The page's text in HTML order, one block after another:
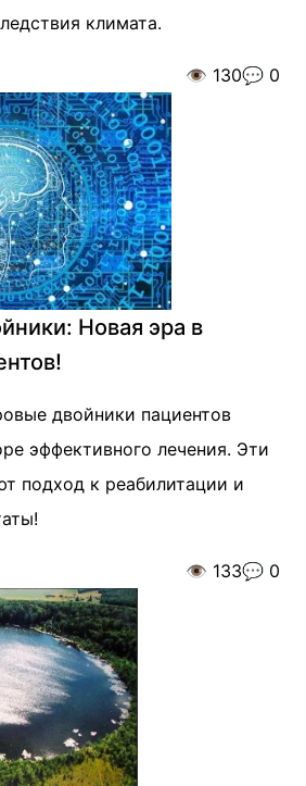
климата.
👁️ 130💬 0
Новая эра в
двойники пациентов
эффективного лечения. Эти
подход к реабилитации и
👁️ 133💬 0